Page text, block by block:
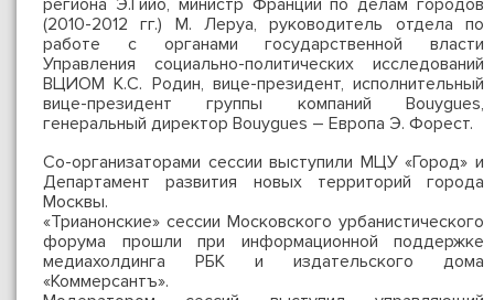
региона Э.Гийо, министр Франции по делам городов
(2010-2012 гг.) М. Леруа, руководитель отдела по
работе с органами государственной власти
Управления социально-политических исследований
ВЦИОМ К.С. Родин, вице-президент, исполнительный
вице-президент группы компаний Bouygues,
генеральный директор Bouygues – Европа Э. Форест.
Со-организаторами сессии выступили МЦУ «Город» и
Департамент развития новых территорий города
Москвы.
«Трианонские» сессии Московского урбанистического
форума прошли при информационной поддержке
медиахолдинга РБК и издательского дома
«Коммерсантъ».